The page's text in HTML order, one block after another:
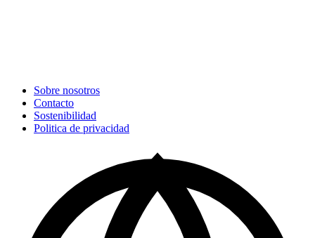
Sobre nosotros
Contacto
Sostenibilidad
Politica de privacidad